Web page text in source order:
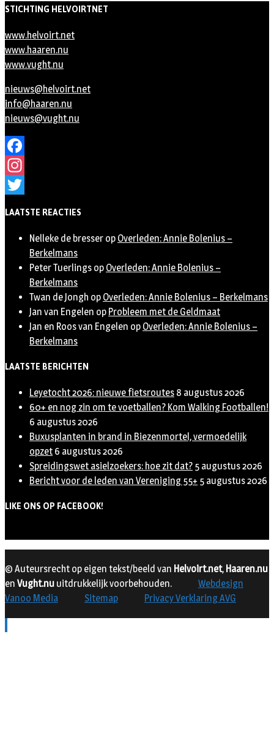
STICHTING HELVOIRTNET
www.helvoirt.net
www.haaren.nu
www.vught.nu
nieuws@helvoirt.net
info@haaren.nu
nieuws@vught.nu
Facebook
Instagram
LAATSTE REACTIES
Nelleke de bresser op Overleden: Annie Bolenius –
Berkelmans
Peter Tuerlings op Overleden: Annie Bolenius –
Berkelmans
Twan de Jongh op Overleden: Annie Bolenius – Berkelmans
Jan van Engelen op Probleem met de Geldmaat
Jan en Roos van Engelen op Overleden: Annie Bolenius –
Berkelmans
LAATSTE BERICHTEN
Leyetocht 2026: nieuwe fietsroutes 8 augustus 2026
60+ en nog zin om te voetballen? Kom Walking Footballen!
6 augustus 2026
Buxusplanten in brand in Biezenmortel, vermoedelijk
opzet 6 augustus 2026
Spreidingswet asielzoekers: hoe zit dat? 5 augustus 2026
Bericht voor de leden van Vereniging 55+ 5 augustus 2026
LIKE ONS OP FACEBOOK!
© Auteursrecht op eigen tekst/beeld van Helvoirt.net, Haaren.nu
en Vught.nu uitdrukkelijk voorbehouden.
Webdesign
Vanoo Media
Sitemap Privacy Verklaring AVG